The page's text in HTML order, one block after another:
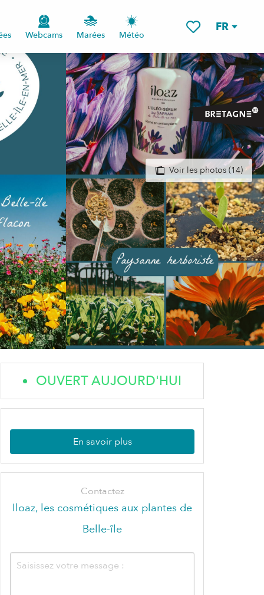
FR
Webcams Marées Météo
Voir les photos (14)
OUVERT AUJOURD'HUI
En savoir plus
Contactez
Iloaz, les cosmétiques aux plantes de
Belle-île